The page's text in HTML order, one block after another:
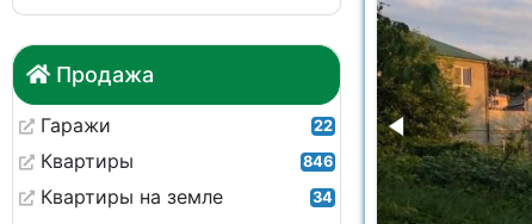
Продажа
Гаражи 22
Квартиры 846
Квартиры на земле 34